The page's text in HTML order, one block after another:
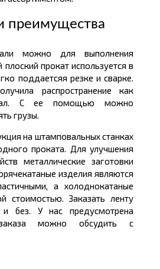
преимущества
можно для выполнения
прокат используется в
поддаетсяя резке и сварке.
распространение как
С ее помощью можно
грузы.
на штамповальных станках
проката. Для улучшения
металлические заготовки
изделия являются
а холоднокатаные
стоимостью. Заказать ленту
без. У нас предусмотрена
можно обсудить с